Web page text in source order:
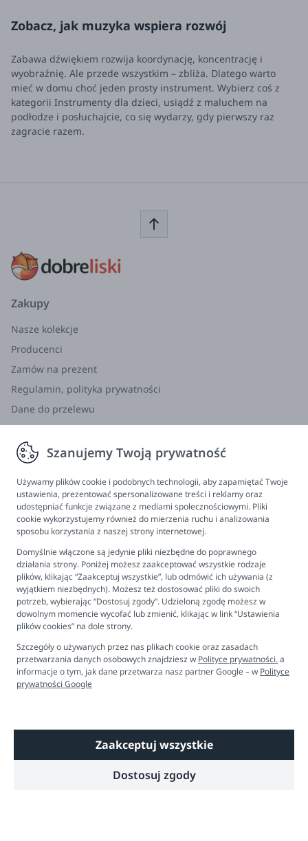
Zobacz, jak muzyka wspiera rozwój
Zabawa dźwiękiem rozwija koordynację, koncentrację i
wyobraźnię. Ale przede wszystkim – zbliża. Dlatego warto
mieć w domu choć jeden prosty instrument. Wybierz coś z
kategorii Instrumenty dla dzieci, usiądź z maluchem na
podłodze i posłuchajcie, co się wydarzy, gdy pierwszy raz
zagracie razem.
Zakupy
Nasze kolekcje
Producenci
Zamów na prezent
Regulamin, polityka prywatności
Dane do przelewu
Zwroty, wymiana, reklamacja
Informacje
Program lojalnościowy
FAQ - najczęściej zadawane pytania
Newsletter
Ustawienia plików cookies
Biuro obsługi klienta
Pon. - Pt. 9:00 - 16:00
Copyright © 2026 Dobre Liski - Bezpieczne dzieci, spokojne mamy
Szanujemy Twoją prywatność
Używamy plików cookie i podobnych technologii, aby zapamiętać Twoje
ustawienia, prezentować spersonalizowane treści i reklamy oraz
udostępniać funkcje związane z mediami społecznościowymi. Pliki
cookie wykorzystujemy również do mierzenia ruchu i analizowania
sposobu korzystania z naszej strony internetowej.
Domyślnie włączone są jedynie pliki niezbędne do poprawnego
działania strony. Poniżej możesz zaakceptować wszystkie rodzaje
plików, klikając “Zaakceptuj wszystkie”, lub odmówić ich używania (z
wyjątkiem niezbędnych). Możesz też dostosować pliki do swoich
potrzeb, wybierając “Dostosuj zgody”. Udzieloną zgodę możesz w
dowolnym momencie wycofać lub zmienić, klikając w link “Ustawienia
plików cookies” na dole strony.
Szczegóły o używanych przez nas plikach cookie oraz zasadach
przetwarzania danych osobowych znajdziesz w Polityce prywatności.a
informacje o tym, jak dane przetwarza nasz partner Google – w Polityce
prywatności Google
Dostosuj zgody
Zaakceptuj wszystkie